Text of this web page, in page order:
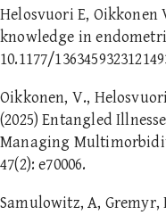
Helosvuori E, Oikkonen
knowledge in
10.1177/
Oikkonen, V.,
(2025) Entangled
Managing
47(2): e70006.
Samulowitz, A, Gremyr,